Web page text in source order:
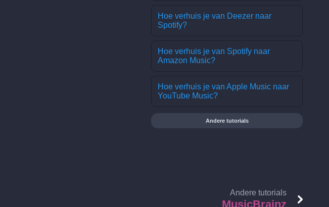
Hoe verhuis je van Deezer naar
Spotify?
Hoe verhuis je van Spotify naar
Amazon Music?
Hoe verhuis je van Apple Music naar
YouTube Music?
Andere tutorials
Andere tutorials
MusicBrainz